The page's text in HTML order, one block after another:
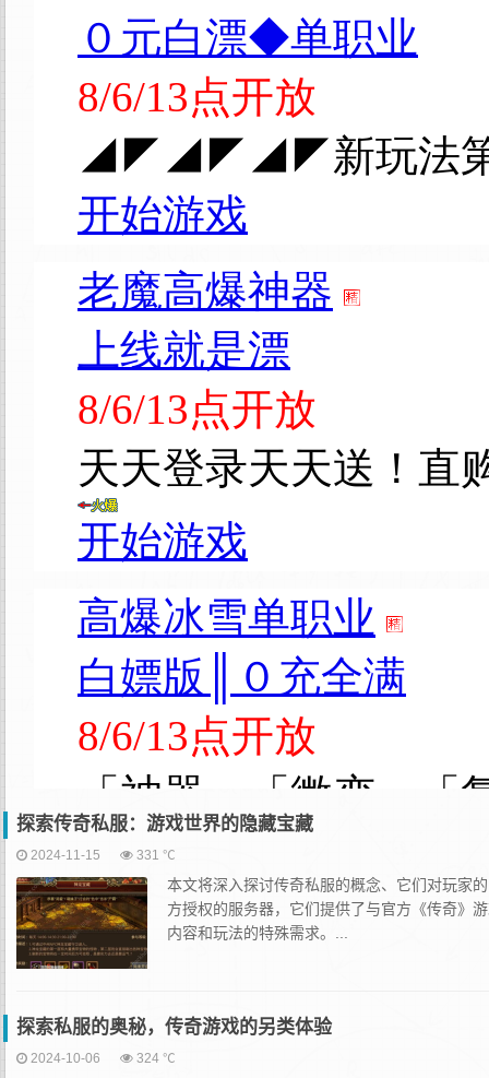
探索传奇私服：游戏世界的隐藏宝藏
2024-11-15 331 ℃
本文将深入探讨传奇私服的概念、它们对玩家
方授权的服务器，它们提供了与官方《传奇》
内容和玩法的特殊需求。...
探索私服的奥秘，传奇游戏的另类体验
2024-10-06 324 ℃